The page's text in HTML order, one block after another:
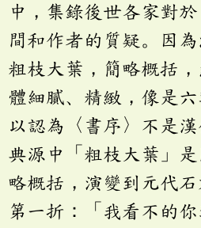
中，集錄後世各家對
間和作者的質疑。因
粗枝大葉，簡略概括
體細膩、精緻，像是
以認為〈書序〉不是漢
典源中「粗枝大葉」
略概括，演變到元代石
第一折：「我看不的